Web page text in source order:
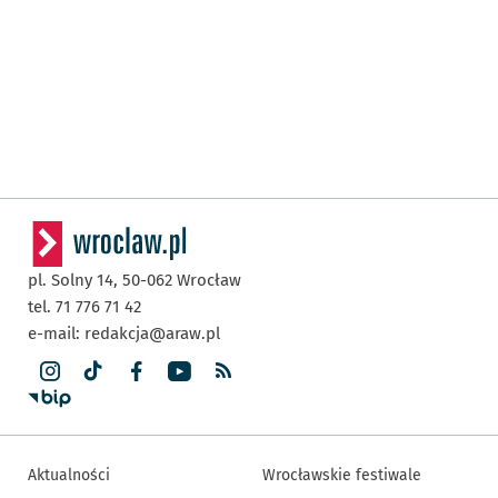
pl. Solny 14, 50-062 Wrocław
tel. 71 776 71 42
e-mail: redakcja@araw.pl
Aktualności Wrocławskie festiwale